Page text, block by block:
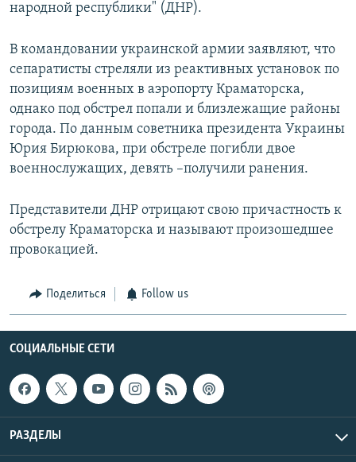
народной республики" (ДНР).
В командовании украинской армии заявляют, что
сепаратисты стреляли из реактивных установок по
позициям военных в аэропорту Краматорска,
однако под обстрел попали и близлежащие районы
города. По данным советника президента Украины
Юрия Бирюкова, при обстреле погибли двое
военнослужащих, девять –получили ранения.
Представители ДНР отрицают свою причастность к
обстрелу Краматорска и называют произошедшее
провокацией.
Поделиться Follow us
СОЦИАЛЬНЫЕ СЕТИ
РАЗДЕЛЫ